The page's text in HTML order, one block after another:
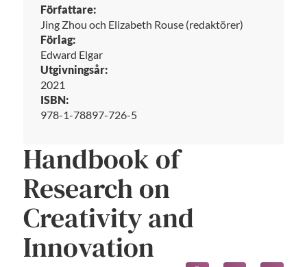
Författare:
Jing Zhou och Elizabeth Rouse (redaktörer)
Förlag:
Edward Elgar
Utgivningsår:
2021
ISBN:
978-1-78897-726-5
Handbook of
Research on
Creativity and
Innovation